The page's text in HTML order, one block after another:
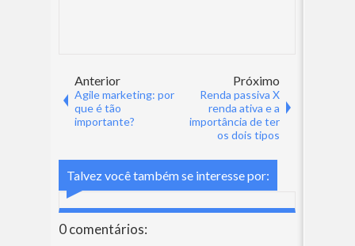
Anterior
Agile marketing: por
que é tão
importante?
Próximo
Renda passiva X
renda ativa e a
importância de ter
os dois tipos
Talvez você também se interesse por:
0 comentários: